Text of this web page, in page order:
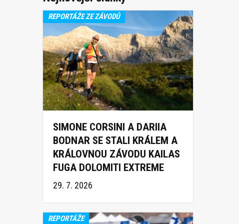
REPORTÁŽE ZE ZÁVODŮ
SIMONE CORSINI A DARIIA
BODNAR SE STALI KRÁLEM A
KRÁLOVNOU ZÁVODU KAILAS
FUGA DOLOMITI EXTREME
TRAIL 2026
29. 7. 2026
REPORTÁŽE